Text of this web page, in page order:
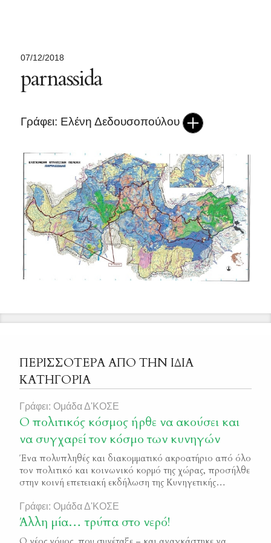
07/12/2018
parnassida
Γράφει: Ελένη Δεδουσοπούλου
ΠΕΡΙΣΣΟΤΕΡΑ ΑΠΟ ΤΗΝ ΙΔΙΑ
ΚΑΤΗΓΟΡΙΑ
Γράφει: Ομάδα Δ'ΚΟΣΕ
Ο πολιτικός κόσμος ήρθε να ακούσει και
να συγχαρεί τον κόσμο των κυνηγών
Ένα πολυπληθές και διακομματικό ακροατήριο από όλο
τον πολιτικό και κοινωνικό κορμό της χώρας, προσήλθε
στην κοινή επετειακή εκδήλωση της Κυνηγετικής
σε κεντρικό ξενοδοχείο της Αθήνας, επ’ ευκαιρία του
νέου χρόνου. Υπουργοί και κυβερνητικά στελέχη,
δεκάδες βουλευτές, εκπρόσωποι κομμάτων και της
Γράφει: Ομάδα Δ'ΚΟΣΕ
Άλλη μία… τρύπα στο νερό!